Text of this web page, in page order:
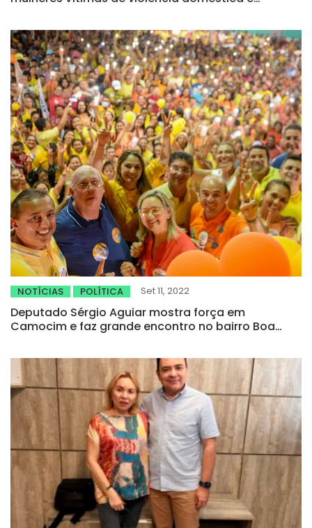
NOTÍCIAS POLÍTICA Set 11, 2022
Deputado Sérgio Aguiar mostra força em
Camocim e faz grande encontro no bairro Boa